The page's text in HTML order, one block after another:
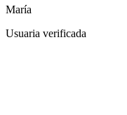
María
Usuaria verificada